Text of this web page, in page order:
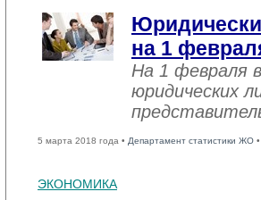
на 1
На 1 февраля
юридических
5 марта 2018 года • Департамент статистики ЖО
ЭКОНОМИКА